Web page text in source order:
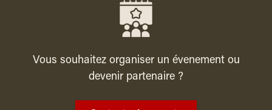
Vous souhaitez organiser un évenement ou
devenir partenaire ?